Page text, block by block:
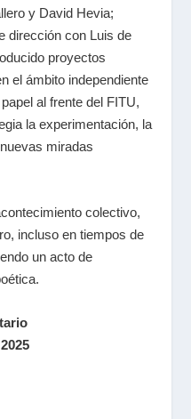
y David Hevia;
dirección con Luis de
proyectos
el ámbito independiente
al frente del FITU,
la experimentación, la
miradas
colectivo,
incluso en tiempos de
un acto de